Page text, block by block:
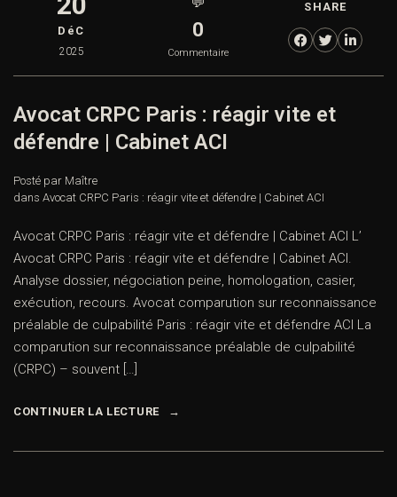
DéC
2025
0
Commentaire
SHARE
Avocat CRPC Paris : réagir vite et
défendre | Cabinet ACI
Posté par Maître
dans Avocat CRPC Paris : réagir vite et défendre | Cabinet ACI
Avocat CRPC Paris : réagir vite et défendre | Cabinet ACI L’
Avocat CRPC Paris : réagir vite et défendre | Cabinet ACI.
Analyse dossier, négociation peine, homologation, casier,
exécution, recours. Avocat comparution sur reconnaissance
préalable de culpabilité Paris : réagir vite et défendre ACI La
comparution sur reconnaissance préalable de culpabilité
(CRPC) – souvent […]
CONTINUER LA LECTURE